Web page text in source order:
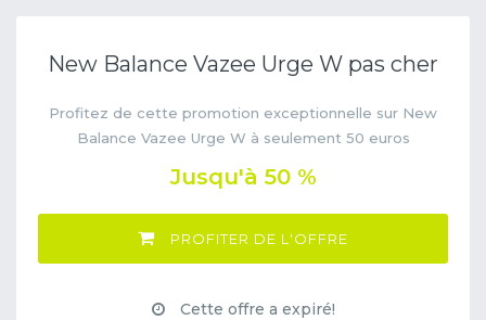
New Balance Vazee Urge W pas cher
Profitez de cette promotion exceptionnelle sur New
Balance Vazee Urge W à seulement 50 euros
Jusqu'à 50 %
PROFITER DE L'OFFRE
Cette offre a expiré!